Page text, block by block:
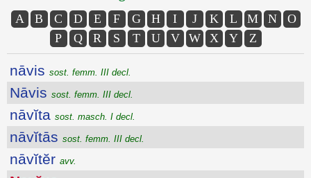
A B C D E F G H I J K L M N
O
P
Q R S T U V W X Y Z
nāvis sost. femm. III decl.
Nāvis sost. femm. III decl.
nāvĭta sost. masch. I decl.
nāvĭtās sost. femm. III decl.
nāvĭtĕr avv.